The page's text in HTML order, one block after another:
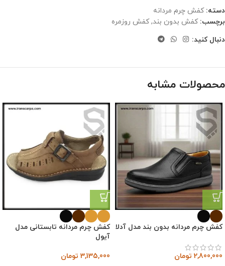
دسته: کفش چرم مردانه
برچسب: کفش بدون بند, کفش روزمره
دنبال کنید:
محصولات مشابه
کفش چرم مردانه بدون بند مدل آدلا
2,800,000 تومان
کفش چرم مردانه تابستانی مدل
آیول
3,135,000 تومان